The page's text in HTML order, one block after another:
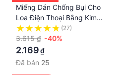
Miếng Dán Chống Bụi Cho
Loa Điện Thoại Bằng Kim
Loại Tiện Dụng(27)
3.615 ₫ -40%
2.169₫
Đã bán 25